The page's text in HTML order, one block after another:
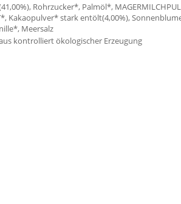
Rohrzucker*, Palmöl*,
Kakaopulver* stark entölt(4,00%),
Meersalz
kontrolliert ökologischer Erzeugung